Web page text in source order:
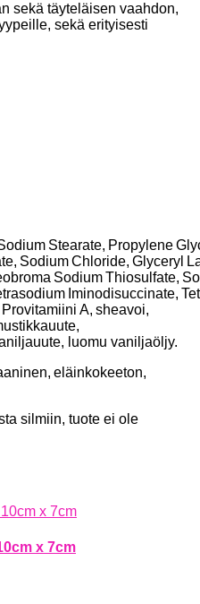
sekä täyteläisen vaahdon,
sekä erityisesti
Stearate, Propylene
Sodium Chloride, Glyceryl
Sodium Thiosulfate,
Iminodisuccinate,
A, sheavoi,
luomu vaniljaöljy.
eläinkokeeton,
silmiin, tuote ei ole
x 7cm